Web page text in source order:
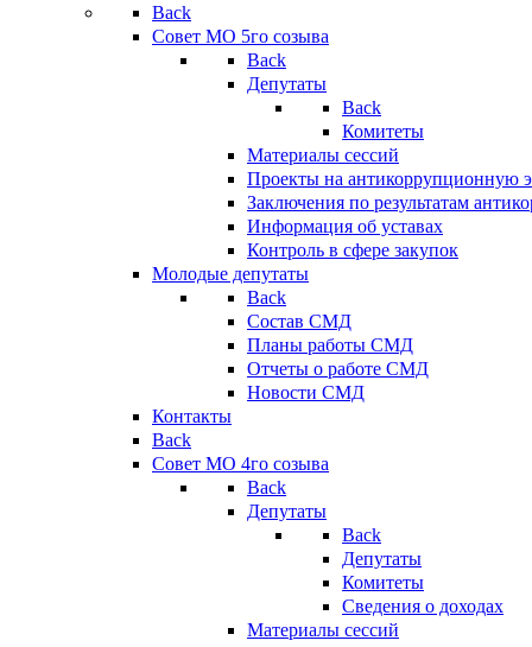
Back
Совет МО 5го созыва
Back
Депутаты
Back
Комитеты
Материалы сессий
Проекты на антикоррупционную
Заключения по результатам
Информация об уставах
Контроль в сфере закупок
Молодые депутаты
Back
Состав СМД
Планы работы СМД
Отчеты о работе СМД
Новости СМД
Контакты
Back
Совет МО 4го созыва
Back
Депутаты
Back
Депутаты
Комитеты
Сведения о доходах
Материалы сессий